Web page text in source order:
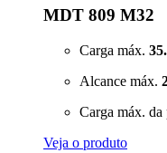
MDT 809 M32
Carga máx.
Alcance máx.
Carga máx. da
Veja o produto